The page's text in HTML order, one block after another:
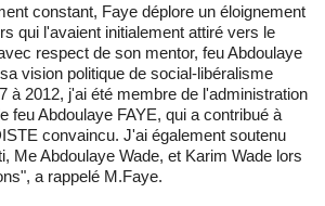
constant, Faye déplore un éloignement
qui l'avaient initialement attiré vers le
respect de son mentor, feu Abdoulaye
vision politique de social-libéralisme
à 2012, j'ai été membre de l'administration
feu Abdoulaye FAYE, qui a contribué à
convaincu. J'ai également soutenu
Me Abdoulaye Wade, et Karim Wade lors
a rappelé M.Faye.